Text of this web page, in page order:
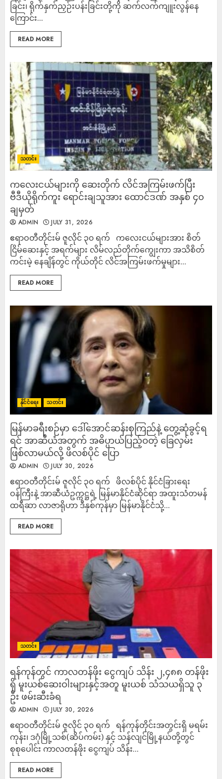
ခြင်း၊ ရိုက်နှက်ညှဉ်းပန်းခြင်းတို့ကို ဆက်လက်ကျူးလွန်နေ
ကြောင်း...
READ MORE
သတင်း
ကလေးငယ်များကို ဆေးတိုက် လိင်အကြမ်းဖက်ပြီး
ဗီဒီယိုရိုက်ကူး ရောင်းချသူအား ထောင်ဒဏ် အနှစ် ၄၀
ချမှတ်
ADMIN JULY 31, 2026
ဧရာဝတီတိုင်းမ် ဇူလိုင် ၃၀ ရက် ကလေးငယ်များအား စိတ်
ငြိမ်ဆေးနှင့် အရက်များ လိမ်လည်တိုက်ကျွေးကာ အသိစိတ်
ကင်းမဲ့ နေချိန်တွင် ကိုယ်တိုင် လိင်အကြမ်းဖက်မှုများ...
READ MORE
နိုင်ငံရေး သတင်း
မြန်မာခရီးစဉ်မှာ ဒေါ်အောင်ဆန်းစုကြည်နဲ့ တွေ့ဆုံခွင့်ရ
ရင် အာဆီယံအတွက် အဓိပ္ပာယ်ပြည့်ဝတဲ့ ခြေလှမ်း
ဖြစ်လာမယ်လို့ ဖိလစ်ပိုင် ပြော
ADMIN JULY 30, 2026
ဧရာဝတီတိုင်းမ် ဇူလိုင် ၃၀ ရက် ဖိလစ်ပိုင် နိုင်ငံခြားရေး
ဝန်ကြီးနဲ့ အာဆီယံဥက္ကဋ္ဌရဲ့ မြန်မာနိုင်ငံဆိုင်ရာ အထူးသံတမန်
ထရီဆာ လာဇာရိုဟာ ဒီနှစ်ကုန်မှာ မြန်မာနိုင်ငံသို့...
READ MORE
သတင်း
ရန်ကုန်တွင် ကာလတန်ဖိုး ငွေကျပ် သိန်း ၂,၄၈၈ တန်ဖိုး
ရှိ မူးယစ်ဆေးဝါးများနှင့်အတူ မူးယစ် သံသယရှိသူ ၃
ဦး ဖမ်းဆီးခံရ
ADMIN JULY 30, 2026
ဧရာဝတီတိုင်းမ် ဇူလိုင် ၃၀ ရက် ရန်ကုန်တိုင်းအတွင်းရှိ မရမ်း
ကုန်း၊ ဒဂုံမြို့သစ်(ဆိပ်ကမ်း) နှင့် သန်လျင်မြို့နယ်တို့တွင်
စုစုပေါင်း ကာလတန်ဖိုး ငွေကျပ် သိန်း...
READ MORE